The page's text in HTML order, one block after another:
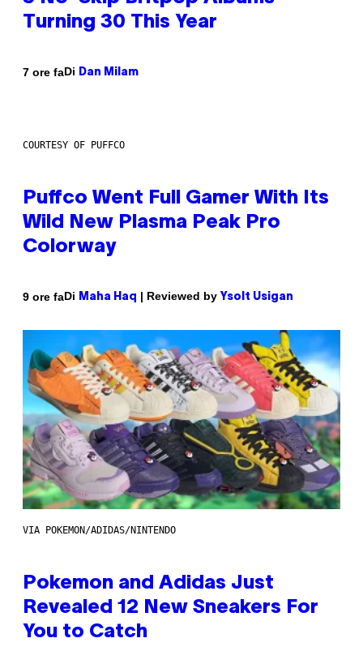
Turning 30 This Year
7 ore faDi Dan Milam
COURTESY OF PUFFCO
Puffco Went Full Gamer With Its
Wild New Plasma Peak Pro
Colorway
9 ore faDi Maha Haq | Reviewed by Ysolt Usigan
VIA POKEMON/ADIDAS/NINTENDO
Pokemon and Adidas Just
Revealed 12 New Sneakers For
You to Catch